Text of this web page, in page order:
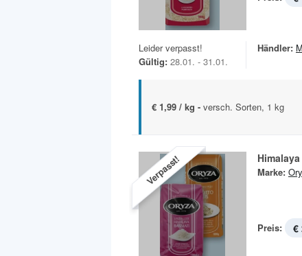
Leider verpasst!
Gültig: 28.01. - 31.01.
Händler:
€ 1,99 / kg - versch. Sorten, 1 kg
Verpasst! Marke:
Preis: €